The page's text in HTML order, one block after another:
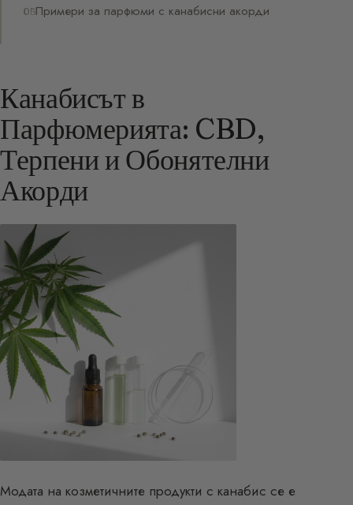
Примери за парфюми с канабисни акорди
Канабисът в
Парфюмерията: CBD,
Терпени и Обонятелни
Акорди
Модата на козметичните продукти с канабис се е